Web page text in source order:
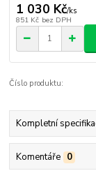
1 030 Kč/ks
851 Kč bez DPH
Číslo produktu:
Kompletní
Komentáře 0